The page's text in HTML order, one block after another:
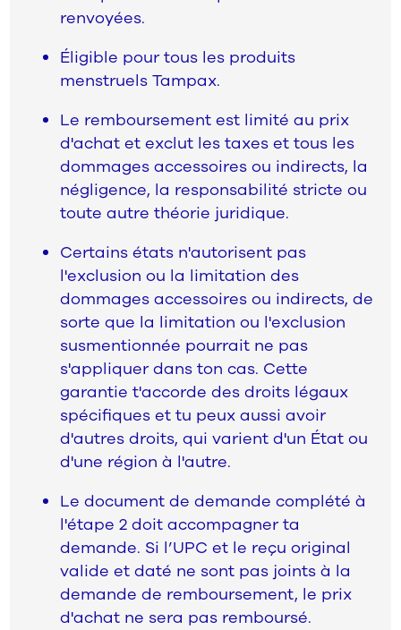
renvoyées.
Éligible pour tous les produits
menstruels Tampax.
Le remboursement est limité au prix
d'achat et exclut les taxes et tous les
dommages accessoires ou indirects, la
négligence, la responsabilité stricte ou
toute autre théorie juridique.
Certains états n'autorisent pas
l'exclusion ou la limitation des
dommages accessoires ou indirects, de
sorte que la limitation ou l'exclusion
susmentionnée pourrait ne pas
s'appliquer dans ton cas. Cette
garantie t'accorde des droits légaux
spécifiques et tu peux aussi avoir
d'autres droits, qui varient d'un État ou
d'une région à l'autre.
Le document de demande complété à
l'étape 2 doit accompagner ta
demande. Si l’UPC et le reçu original
valide et daté ne sont pas joints à la
demande de remboursement, le prix
d'achat ne sera pas remboursé.